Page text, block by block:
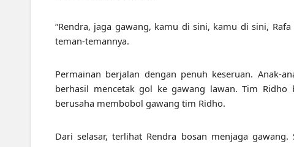
“Rendra, jaga gawang, kamu di sini, kamu di sini,
teman-temannya.
Permainan berjalan dengan penuh keseruan. Anak-
berhasil mencetak gol ke gawang lawan. Tim
berusaha membobol gawang tim Ridho.
Dari selasar, terlihat Rendra bosan menjaga